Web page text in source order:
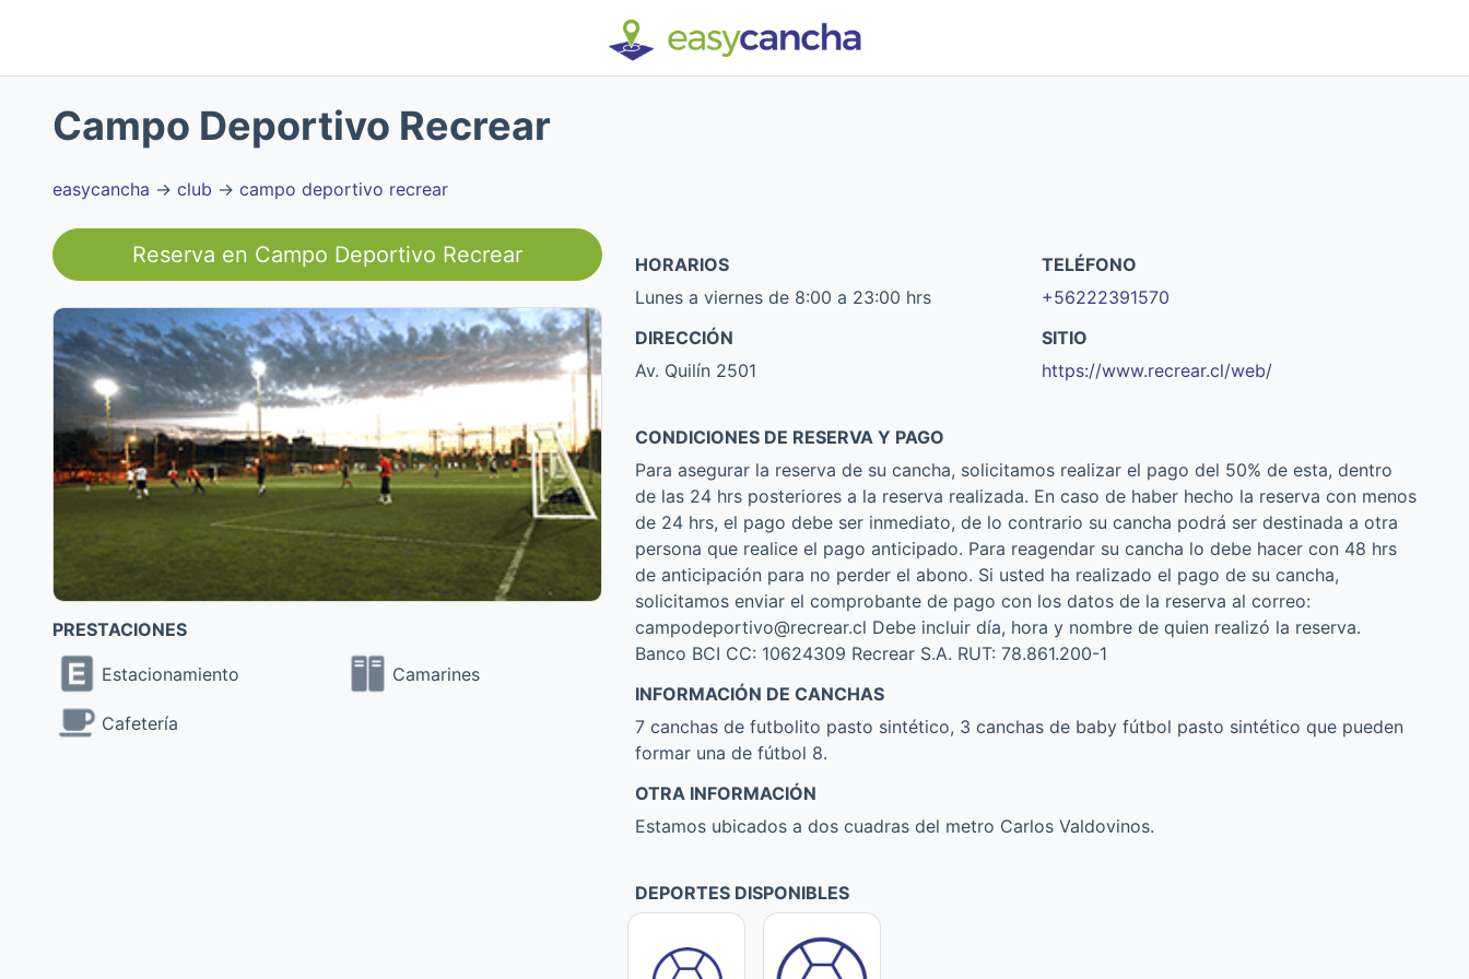
Campo Deportivo Recrear
easycancha → club → campo deportivo recrear
Reserva en Campo Deportivo Recrear
PRESTACIONES
Estacionamiento Camarines
Cafetería
HORARIOS
Lunes a viernes de 8:00 a 23:00 hrs
TELÉFONO
+56222391570
DIRECCIÓN
Av. Quilín 2501
SITIO
https://www.recrear.cl/web/
CONDICIONES DE RESERVA Y PAGO
Para asegurar la reserva de su cancha, solicitamos realizar el pago del 50% de esta, dentro
de las 24 hrs posteriores a la reserva realizada. En caso de haber hecho la reserva con menos
de 24 hrs, el pago debe ser inmediato, de lo contrario su cancha podrá ser destinada a otra
persona que realice el pago anticipado. Para reagendar su cancha lo debe hacer con 48 hrs
de anticipación para no perder el abono. Si usted ha realizado el pago de su cancha,
solicitamos enviar el comprobante de pago con los datos de la reserva al correo:
campodeportivo@recrear.cl Debe incluir día, hora y nombre de quien realizó la reserva.
Banco BCI CC: 10624309 Recrear S.A. RUT: 78.861.200-1
INFORMACIÓN DE CANCHAS
7 canchas de futbolito pasto sintético, 3 canchas de baby fútbol pasto sintético que pueden
formar una de fútbol 8.
OTRA INFORMACIÓN
Estamos ubicados a dos cuadras del metro Carlos Valdovinos.
DEPORTES DISPONIBLES